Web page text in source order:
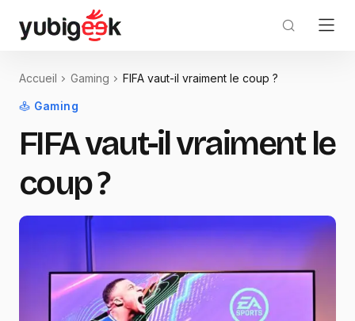
Accueil Gaming FIFA vaut-il vraiment le coup ?
Gaming
FIFA vaut-il vraiment le
coup ?